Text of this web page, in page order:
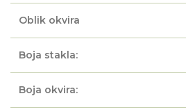
Oblik okvira
Boja stakla:
Boja okvira: